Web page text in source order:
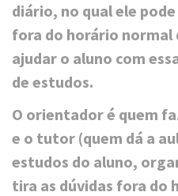
diário, no qual ele
fora do horário normal
ajudar o aluno com
de estudos.
O orientador é quem
e o tutor (quem dá a
estudos do aluno,
tira as dúvidas fora do